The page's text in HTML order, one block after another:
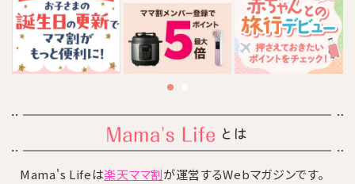
とは
Mama's Lifeは楽天ママ割が運営するWebマガジンです。